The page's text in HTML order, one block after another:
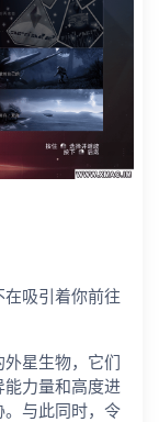
吸引着你前往
星生物，它们
力量和高度进
与此同时，令